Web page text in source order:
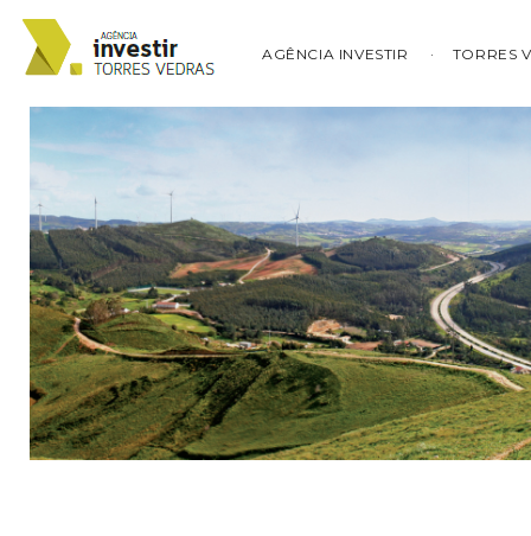
AGÊNCIA INVESTIR TORRES